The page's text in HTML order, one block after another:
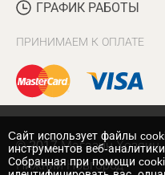
ГРАФИК РАБОТЫ
ПРИНИМАЕМ К ОПЛАТЕ
© 2017 Магазин Хозяин
Нижний Новгород
Cайт использует файлы
инструментов веб-
Собранная при помощи